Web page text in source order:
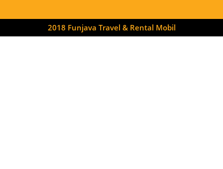
2018 Funjava Travel & Rental Mobil